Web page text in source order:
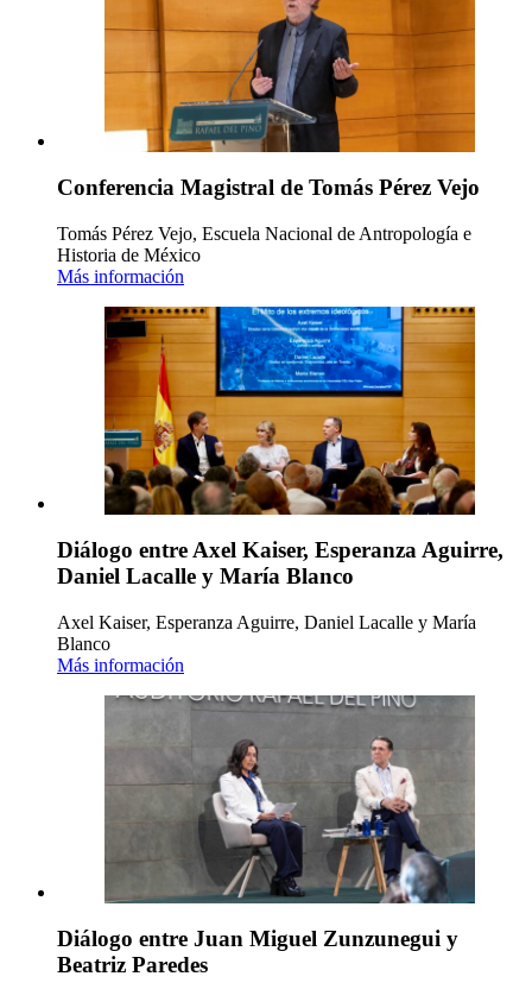
Conferencia Magistral de Tomás Pérez Vejo
Tomás Pérez Vejo, Escuela Nacional de Antropología e
Historia de México
Más información
Diálogo entre Axel Kaiser, Esperanza Aguirre,
Daniel Lacalle y María Blanco
Axel Kaiser, Esperanza Aguirre, Daniel Lacalle y María
Blanco
Más información
Diálogo entre Juan Miguel Zunzunegui y
Beatriz Paredes